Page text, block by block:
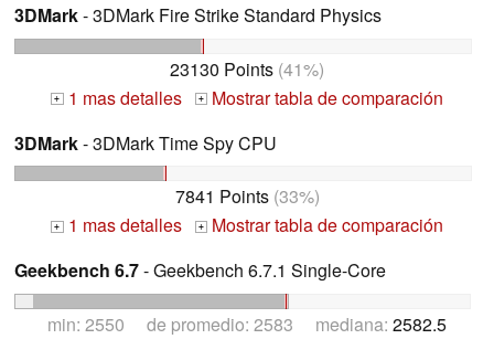
3DMark- 3DMark Fire Strike Standard Physics
23130 Points (41%)
+ 1 mas detalles +
Mostrar tabla de comparación
3DMark- 3DMark Time Spy CPU
7841 Points(33%)
+ 1 mas detalles +
Mostrar tabla de comparación
Geekbench 6.7- Geekbench 6.7.1 Single-Core
min: 2550 de promedio: 2583 mediana: 2582.5